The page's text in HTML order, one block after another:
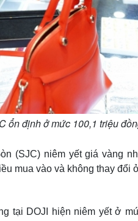
ổn định ở mức 100,1 triệu
(SJC) niêm yết giá vàng
mua vào và không thay đổi
tại DOJI hiện niêm yết ở